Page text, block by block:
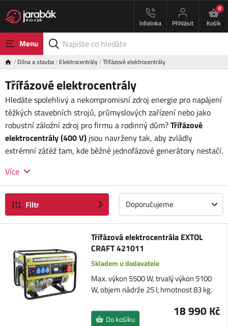
Infolinka Přihlásit
0
Košík
Menu
Dílna a stavba Elektrocentrály Třífázové elektrocentrály
Třífázové elektrocentrály
Hledáte spolehlivý a nekompromisní zdroj energie pro napájení
těžkých stavebních strojů, průmyslových zařízení nebo jako
robustní záložní zdroj pro firmu a rodinný dům?Třífázové
elektrocentrály (400 V) jsou navrženy tak, aby zvládly
extrémní zátěž tam, kde běžné jednofázové generátory nestačí.
Více
Filtr Doporučujeme
Třífázová elektrocentrála EXTOL
CRAFT 421011
Skladem u dodavatele
Max. výkon 5500 W, trvalý výkon 5100
W, objem nádrže 25 l, hmotnost 83 kg.
18 990 Kč
Do košíku